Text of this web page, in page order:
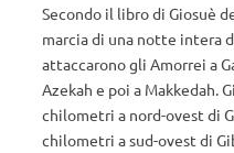
Secondo il libro di Giosuè
marcia di una notte intera
attaccarono gli Amorrei a
Azekah e poi a Makkedah.
chilometri a nord-ovest di
chilometri a sud-ovest di